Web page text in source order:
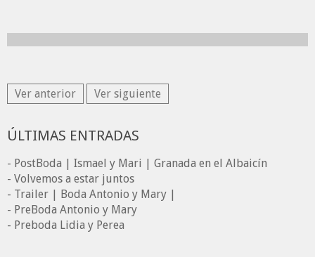
Ver anterior Ver siguiente
ÚLTIMAS ENTRADAS
- PostBoda | Ismael y Mari | Granada en el Albaicín
- Volvemos a estar juntos
- Trailer | Boda Antonio y Mary |
- PreBoda Antonio y Mary
- Preboda Lidia y Perea